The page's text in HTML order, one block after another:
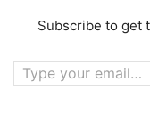
Subscribe to get
Type your email…